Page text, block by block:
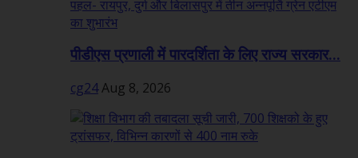
पीडीएस प्रणाली में पारदर्शिता के लिए राज्य सरकार...
cg24Aug 8, 2026